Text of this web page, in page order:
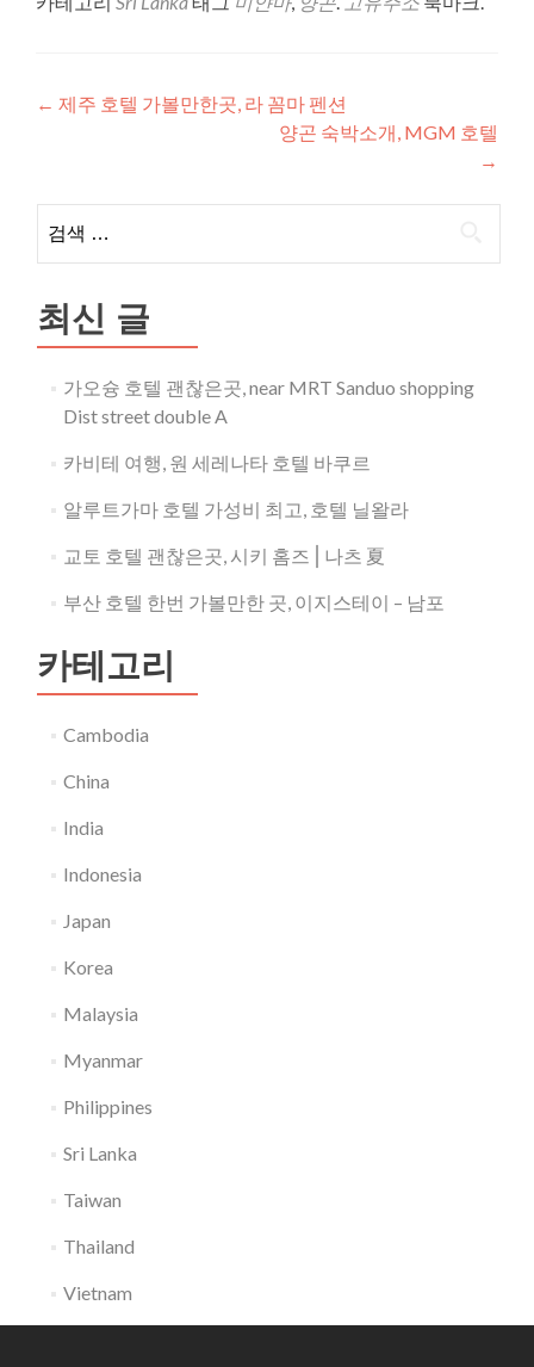
글
게
이
션
← 제주 호텔 가볼만한곳, 라 꼼마 펜션
양곤 숙박소개, MGM 호텔
→
색:
최신 글
가오슝 호텔 괜찮은곳, near MRT Sanduo shopping
Dist street double A
카비테 여행, 원 세레나타 호텔 바쿠르
알루트가마 호텔 가성비 최고, 호텔 닐왈라
교토 호텔 괜찮은곳, 시키 홈즈⎪나츠 夏
부산 호텔 한번 가볼만한 곳, 이지스테이 – 남포
카테고리
Cambodia
China
India
Indonesia
Japan
Korea
Malaysia
Myanmar
Philippines
Sri Lanka
Taiwan
Thailand
Vietnam